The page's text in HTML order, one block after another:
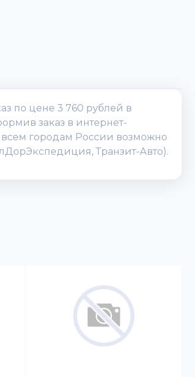
по цене 3 760 рублей в
заказ в интернет-
всем городам России возможно
Транзит-Авто).